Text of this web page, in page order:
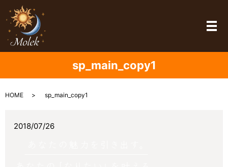
メ
sp_main_copy1
HOME sp_main_copy1
2018/07/26